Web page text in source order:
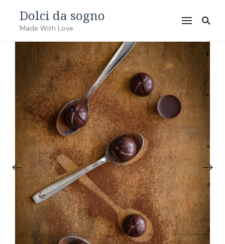
Dolci da sogno
Made With Love